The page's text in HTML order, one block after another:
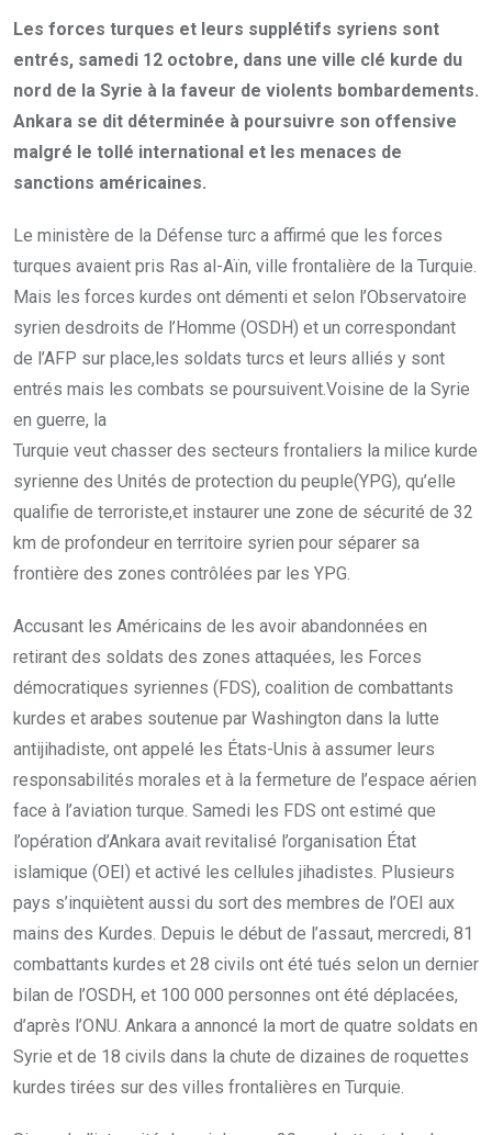
Les forces turques et leurs supplétifs syriens sont
entrés, samedi 12 octobre, dans une ville clé kurde du
nord de la Syrie à la faveur de violents bombardements.
Ankara se dit déterminée à poursuivre son offensive
malgré le tollé international et les menaces de
sanctions américaines.
Le ministère de la Défense turc a affirmé que les forces
turques avaient pris Ras al-Aïn, ville frontalière de la Turquie.
Mais les forces kurdes ont démenti et selon l’Observatoire
syrien desdroits de l’Homme (OSDH) et un correspondant
de l’AFP sur place,les soldats turcs et leurs alliés y sont
entrés mais les combats se poursuivent.Voisine de la Syrie
en guerre, la
Turquie veut chasser des secteurs frontaliers la milice kurde
syrienne des Unités de protection du peuple(YPG), qu’elle
qualifie de terroriste,et instaurer une zone de sécurité de 32
km de profondeur en territoire syrien pour séparer sa
frontière des zones contrôlées par les YPG.
Accusant les Américains de les avoir abandonnées en
retirant des soldats des zones attaquées, les Forces
démocratiques syriennes (FDS), coalition de combattants
kurdes et arabes soutenue par Washington dans la lutte
antijihadiste, ont appelé les États-Unis à assumer leurs
responsabilités morales et à la fermeture de l’espace aérien
face à l’aviation turque. Samedi les FDS ont estimé que
l’opération d’Ankara avait revitalisé l’organisation État
islamique (OEI) et activé les cellules jihadistes. Plusieurs
pays s’inquiètent aussi du sort des membres de l’OEI aux
mains des Kurdes. Depuis le début de l’assaut, mercredi, 81
combattants kurdes et 28 civils ont été tués selon un dernier
bilan de l’OSDH, et 100 000 personnes ont été déplacées,
d’après l’ONU. Ankara a annoncé la mort de quatre soldats en
Syrie et de 18 civils dans la chute de dizaines de roquettes
kurdes tirées sur des villes frontalières en Turquie.